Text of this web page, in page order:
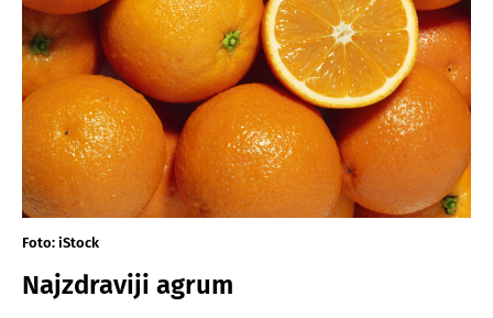
Foto: iStock
Najzdraviji agrum